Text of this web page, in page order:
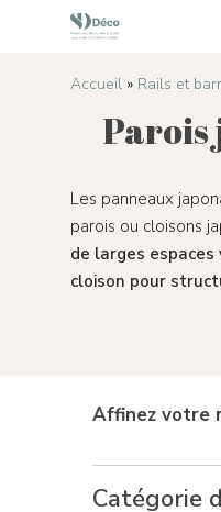
Appuyez sur Enter
pour fermer
Accueil » Rails et
Parois
Les panneaux
parois ou cloisons
de larges
cloison pour
Affinez votre
Catégorie